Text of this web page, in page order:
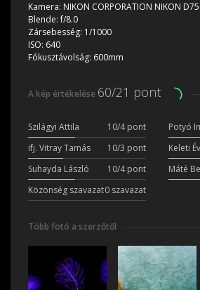
Kamera: NIKON CORPORATION NIKON
Blende:f/8.0
Zársebesség: 1/1000
ISO: 640
Fókusztávolság: 600mm
A kép értékelése 60/21 pont
Szilágyi Attila 10/4 pont Potyó
ifj. Vitray Tamás
10/3 pont Keleti
Suhayda László
10/4 pont Máté
Közönség szavazat0 szavazat
Több fotó a szerzőtől